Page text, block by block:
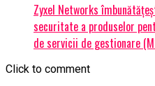
Zyxel Networks
securitate a produselor
de servicii de gestionare
Click to comment